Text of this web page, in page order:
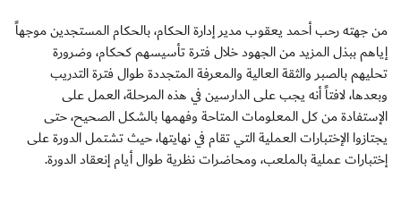
من جهته رحب أحمد يعقوب مدير إدارة الحكام، بالحكام المستجدين موجهاً
إياهم ببذل المزيد من الجهود خلال فترة تأسيسهم كحكام، وضرورة
تحليهم بالصبر والثقة العالية والمعرفة المتجددة طوال فترة التدريب
وبعدها، لافتاً أنه يجب على الدارسين في هذه المرحلة، العمل على
الإستفادة من كل المعلومات المتاحة وفهمها بالشكل الصحيح، حتى
يجتازوا الإختبارات العملية التي تقام في نهايتها، حيث تشتمل الدورة على
إختبارات عملية بالملعب، ومحاضرات نظرية طوال أيام إنعقاد الدورة.